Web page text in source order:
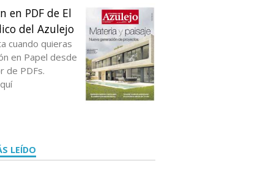
en PDF de El
del Azulejo
cuando quieras
en Papel desde
de PDFs.
LEÍDO